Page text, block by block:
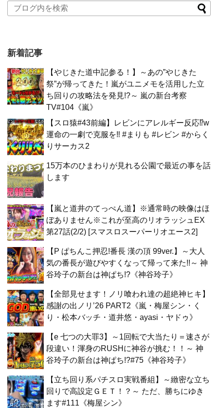
新着記事
【やじきた道中記参る！】～あの”やじきた
祭”が帰ってきた！嵐がユニメモを活用した立
ち回りの攻略法を発見!?～ 嵐の新台考察
TV#104《嵐》
【スロ猿#43前編】レビンにアレルギー反応⁉w
運命の一劇で克服を‼ #まりも #レビン #からく
りサーカス2
15万本のひまわりが見れる公園で最近の事を話
します
【嵐と道井のてっぺん道】※通常時の映像はほ
ぼありません※これが至高のリオラッシュEX
第27話(2/2) [スマスロスーパーリオエース2]
【P ぱちんこ押忍!番長 漢の頂 99ver.】～大人
気の番長が遊びやすくなって帰って来た!!～ 神
谷玲子の新台は神ぱち!?《神谷玲子》
【全部見せます！ノリ喰われ達の超絶神ヒキ】
感謝の出ノリ’26 PART2《嵐・梅屋シン・く
り・松本バッチ・道井悠・ayasi・ヤドゥ》
【e 七つの大罪3】～1回転で大当たり＝速さが
段違い！渾身のRUSHに神谷が挑む！！～ 神
谷玲子の新台は神ぱち!?#75《神谷玲子》
【立ち回り系パチスロ実戦番組】～緻密な立ち
回りで高設定ＧＥＴ！？～ ただ、勝ちにゆき
ます#111《梅屋シン》